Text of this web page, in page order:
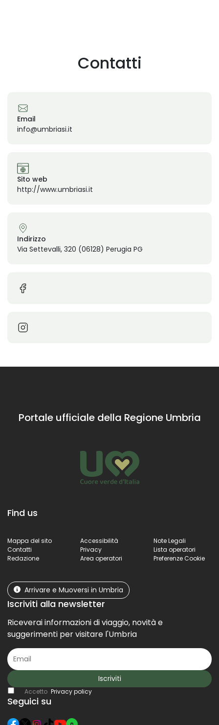
Contatti
Email
info@umbriasi.it
Sito web
http://www.umbriasi.it
Indirizzo
Via Settevalli, 320 (06128) Perugia PG
Portale ufficiale della Regione Umbria
Find us
Mappa del sito Accessibilità
Note Legali
Contatti
Privacy
Lista operatori
Redazione
Area operatori Preferenze Cookie
Arrivare e Muoversi in Umbria
Iscriviti alla newsletter
Riceverai informazioni di viaggio, novità e
suggerimenti per visitare l'Umbria
Iscriviti
Accetto Privacy policy
Seguici su